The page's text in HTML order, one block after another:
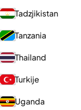
Tadzjikistan
Tanzania
Thailand
Turkije
Uganda